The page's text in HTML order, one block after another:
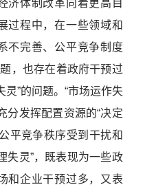
体制改革向着更高目
过程中，在一些领域和
不完善、公平竞争制度
，也存在着政府干预过
”的问题。“市场运作失
分发挥配置资源的“决定
平竞争秩序受到干扰和
失灵”，既表现为一些政
和企业干预过多，又表